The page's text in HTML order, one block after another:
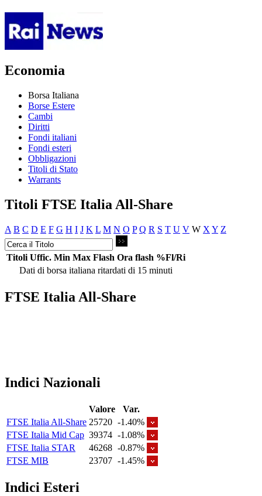
Economia
Borsa Italiana
Borse Estere
Cambi
Diritti
Fondi italiani
Fondi esteri
Obbligazioni
Titoli di Stato
Warrants
Titoli FTSE Italia All-Share
A B C D E F G H I J K L M N O P Q R S T U V W X Y Z
Titoli Uffic. Min Max Flash Ora flash %Fl/Ri
Dati di borsa italiana ritardati di 15 minuti
FTSE Italia All-Share
Indici Nazionali
Valore
Var.
FTSE Italia All-Share 25720 -1.40%
FTSE Italia Mid Cap 39374 -1.08%
FTSE Italia STAR
46268 -0.87%
FTSE MIB
23707 -1.45%
Indici Esteri